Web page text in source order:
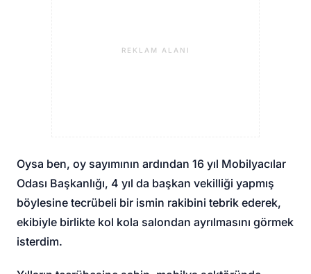
REKLAM ALANI
Oysa ben, oy sayımının ardından 16 yıl Mobilyacılar
Odası Başkanlığı, 4 yıl da başkan vekilliği yapmış
böylesine tecrübeli bir ismin rakibini tebrik ederek,
ekibiyle birlikte kol kola salondan ayrılmasını görmek
isterdim.